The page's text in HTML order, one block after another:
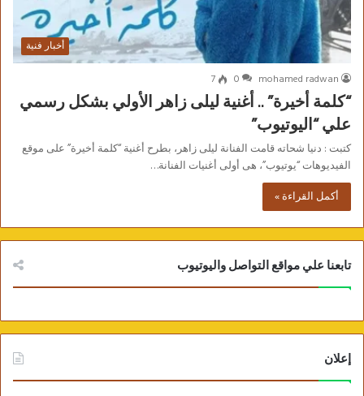
أخبار فنية
mohamed radwan
0
7
“كلمة أخيرة” .. أغنية ليلى زاهر الأولي بشكل رسمي
علي “اليوتيوب”
كتبت : دنيا شحاته قامت الفنانة ليلى زاهر، بطرح أغنية “كلمة أخيرة” على موقع
الفيديوهات “يوتيوب”، هى أولى أغنيات الفنانة…
أكمل القراءة »
تابعنا علي مواقع التواصل واليوتيوب
إعلان